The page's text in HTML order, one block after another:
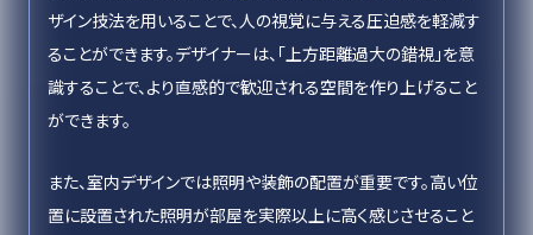
ザイン技法を用いることで、人の視覚に与える圧迫感を軽減す
ることができます。デザイナーは、「上方距離過大の錯視」を意
識することで、より直感的で歓迎される空間を作り上げること
ができます。
また、室内デザインでは照明や装飾の配置が重要です。高い位
置に設置された照明が部屋を実際以上に高く感じさせること